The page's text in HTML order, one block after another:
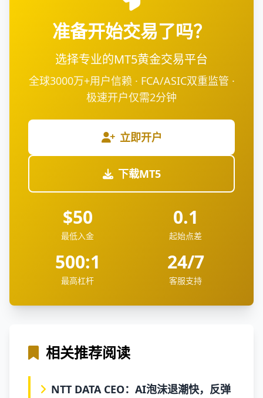
准备开始交易了吗？
选择专业的MT5黄金交易平台
全球3000万+用户信赖 · FCA/ASIC双重监管 ·
极速开户仅需2分钟
立即开户
下载MT5
$50
最低入金
0.1
起始点差
500:1
最高杠杆
24/7
客服支持
相关推荐阅读
NTT DATA CEO：AI泡沫退潮快，反弹